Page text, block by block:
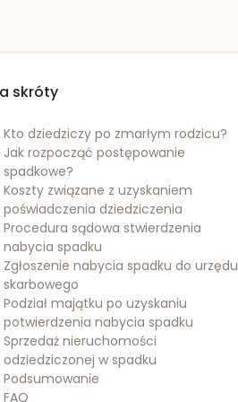
skróty
Kto dziedziczy po zmarłym rodzicu?
Jak rozpocząć postępowanie
spadkowe?
Koszty związane z uzyskaniem
poświadczenia dziedziczenia
Procedura sądowa stwierdzenia
nabycia spadku
Zgłoszenie nabycia spadku do urzędu
skarbowego
Podział majątku po uzyskaniu
potwierdzenia nabycia spadku
Sprzedaż nieruchomości
odziedziczonej w spadku
Podsumowanie
FAQ